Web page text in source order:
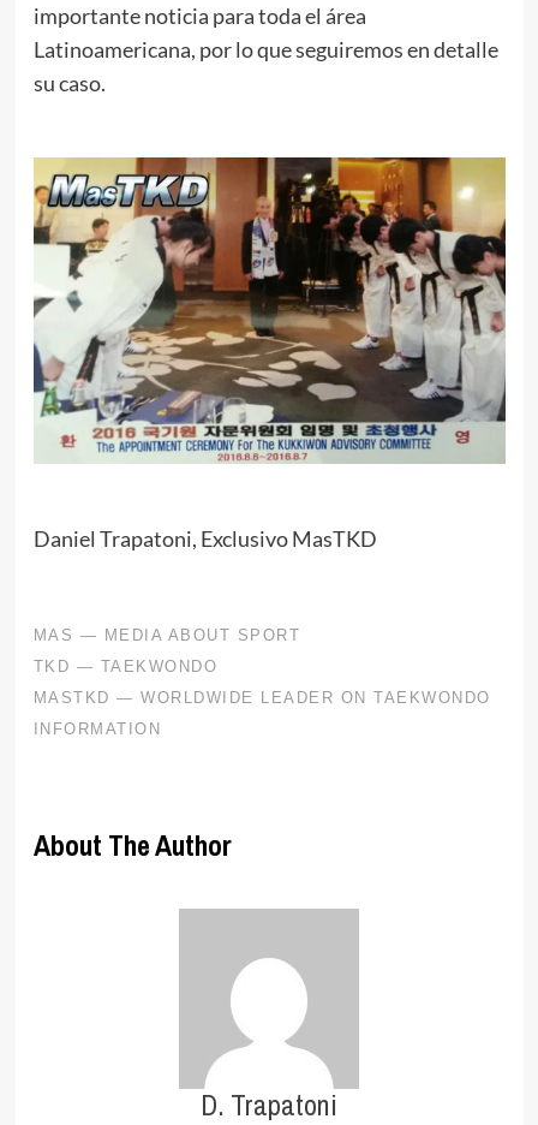
importante noticia para toda el área
Latinoamericana, por lo que seguiremos en detalle
su caso.
Daniel Trapatoni, Exclusivo MasTKD
About The Author
D. Trapatoni